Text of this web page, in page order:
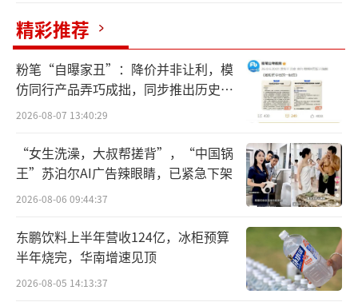
2026年二季度弹性进一步放大，根据预告
测算，26年Q2归母净利润区间17.22亿—20.22
亿元，同比增幅76.8%—107.6%，单票净利环
比一季度继续抬升。
其中，二季度在燃油成本上行背景下，行
业价格管控未松动，网点派费、终端定价保持
稳定，单票毛利持续拓宽，盈利弹性进一步兑
两大核心增长逻辑：行业反内卷+AI全链路
降本
精彩推荐
粉笔“自曝家丑”：降价并非让利，模
仿同行产品弄巧成拙，同步推出历史学
员退费方案
2026-08-07 13:40:29
“女生洗澡，大叔帮搓背”，“中国锅
王”苏泊尔AI广告辣眼睛，已紧急下架
2026-08-06 09:44:37
东鹏饮料上半年营收124亿，冰柜预算
半年烧完，华南增速见顶
2026-08-05 14:13:37